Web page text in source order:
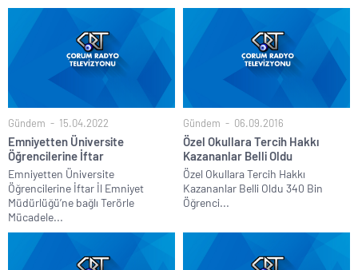
Gündem 15.04.2022
Emniyetten Üniversite
Öğrencilerine İftar
Emniyetten Üniversite
Öğrencilerine İftar İl Emniyet
Müdürlüğü’ne bağlı Terörle
Mücadele...
Gündem 06.09.2016
Özel Okullara Tercih Hakkı
Kazananlar Belli Oldu
Özel Okullara Tercih Hakkı
Kazananlar Belli Oldu 340 Bin
Öğrenci...